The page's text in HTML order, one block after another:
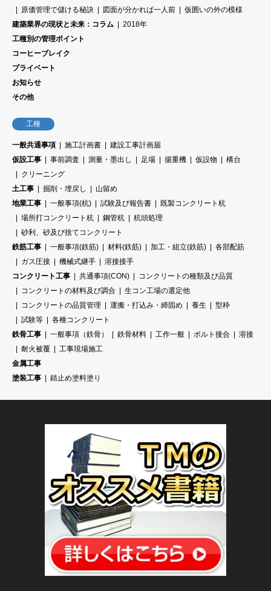
原価管理で儲ける秘訣 図面が分かれば一人前
仮囲いの外の模様
建築業界の現状と未来：コラム
2018年
工種別の管理ポイント
コーヒーブレイク
プライベート
お知らせ
その他
工種
一般共通事項 施工計画書
建設工事計画届
仮設工事
事前調査 測量・墨出し 足場 揚重機 仮設物
構台
クリーニング
土工事
掘削・埋戻し
山留め
地業工事
一般事項(杭) 試験及び報告書
既製コンクリート杭
場所打コンクリート杭
鋼管杭
杭頭処理
砂利、砂及び捨てコンクリート
鉄筋工事
一般事項(鉄筋) 材料(鉄筋) 加工・組立(鉄筋)
各部配筋
ガス圧接
機械式継手
溶接接手
コンクリート工事
共通事項(CON)
コンクリートの種類及び品質
コンクリートの材料及び調合
生コン工場の選定他
コンクリートの品質管理
運搬・打込み・締固め 養生
型枠
試験等
各種コンクリート
鉄骨工事
一般事項（鉄骨） 鉄骨材料 工作一般 ボルト接合
溶接
耐火被覆
工事現場施工
金属工事
塗装工事
錆止め塗料塗り